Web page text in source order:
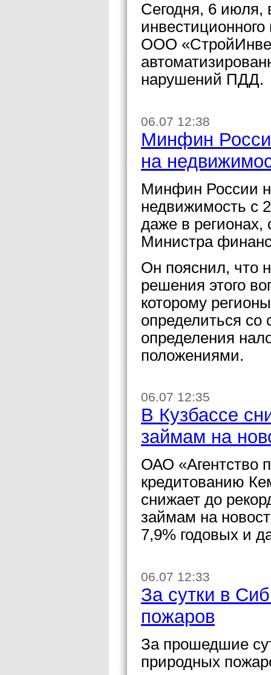
Сегодня, 6 июля,
инвестиционного
ООО
нарушений ПДД.
06.07 12:38
Минфин
на
Минфин России
недвижимость с
даже в регионах,
Министра
Он пояснил, что
решения этого
которому
определиться со
определения
положениями.
06.07 12:35
В Кузбассе
займам на
ОАО «Агентство
кредитованию
снижает до
займам на
7,9% годовых и
06.07 12:33
За сутки в
пожаров
За прошедшие
природных